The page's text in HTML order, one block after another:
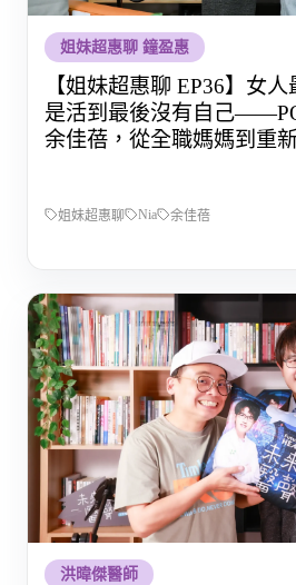
姐妹超惠聊 鐘盈惠
【姐妹超惠聊 EP36】女
是活到最後沒有自己
余佳蓓，從全職媽媽到重
姐妹超惠聊 Nia 余佳蓓
洪暐傑醫師